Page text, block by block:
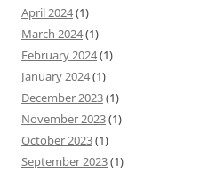
April 2024(1)
March 2024(1)
February 2024(1)
January 2024(1)
December 2023(1)
November 2023(1)
October 2023(1)
September 2023(1)